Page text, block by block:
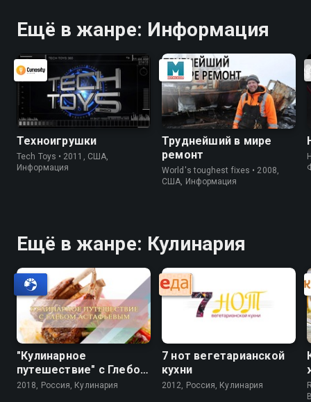
Ещё в жанре: Информация
Техноигрушки
Tech Toys • 2011, США,
Информация
Труднейший в мире
ремонт
World's toughest fixes • 2008,
США, Информация
Ещё в жанре: Кулинария
"Кулинарное
путешествие" с Глебом
Астафьевым
2018, Россия, Кулинария
7 нот вегетарианской
кухни
2012, Россия, Кулинария